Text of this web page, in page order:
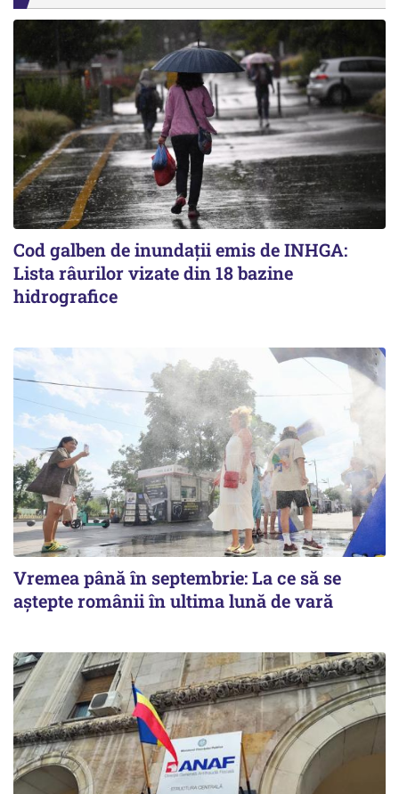
Cod galben de inundații emis de INHGA:
Lista râurilor vizate din 18 bazine
hidrografice
Vremea până în septembrie: La ce să se
aștepte românii în ultima lună de vară